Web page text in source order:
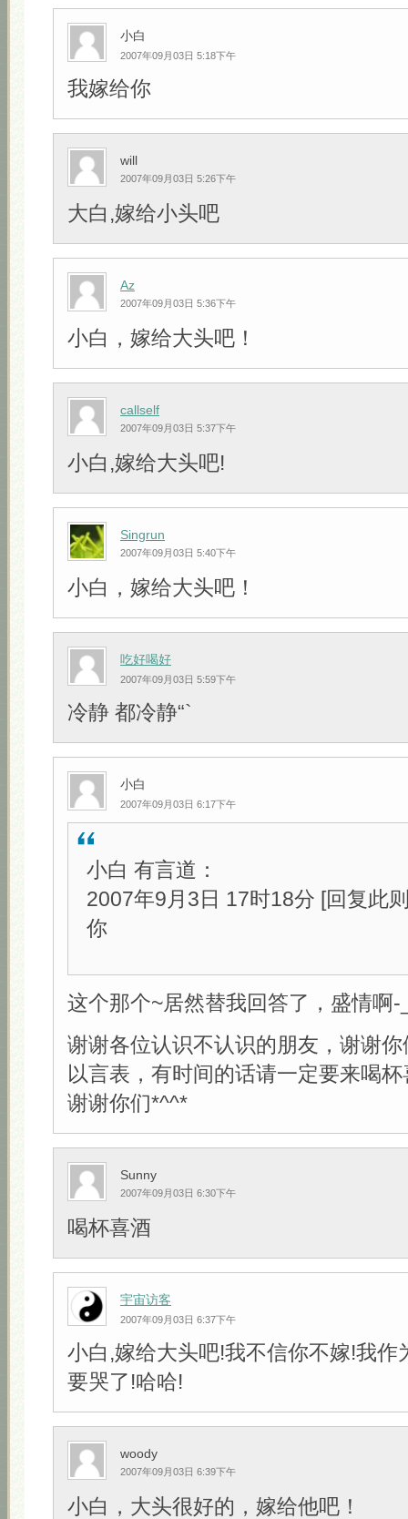
小白
2007年09月03日 5:18下午
我嫁给你
will
2007年09月03日 5:26下午
大白,嫁给小头吧
Az
2007年09月03日 5:36下午
小白，嫁给大头吧！
callself
2007年09月03日 5:37下午
小白,嫁给大头吧!
Singrun
2007年09月03日 5:40下午
小白，嫁给大头吧！
吃好喝好
2007年09月03日 5:59下午
冷静 都冷静“`
小白
2007年09月03日 6:17下午
小白 有言道：
2007年9月3日 17时18分 [回复此
你
这个那个~居然替我回答了，盛情啊-
谢谢各位认识不认识的朋友，谢谢
以言表，有时间的话请一定要来喝
谢谢你们*^^*
Sunny
2007年09月03日 6:30下午
喝杯喜酒
宇宙访客
2007年09月03日 6:37下午
小白,嫁给大头吧!我不信你不嫁!我作
要哭了!哈哈!
woody
2007年09月03日 6:39下午
小白，大头很好的，嫁给他吧！